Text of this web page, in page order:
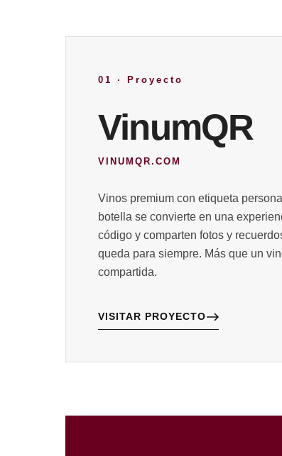
01 · Proyecto
VinumQR
VINUMQR.COM
Vinos premium con etiqueta
botella se convierte en una
código y comparten fotos y
queda para siempre. Más que un
compartida.
VISITAR PROYECTO